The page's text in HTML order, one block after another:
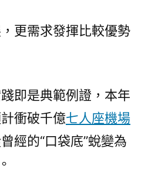
更需求發揮比較優勢
即是典範例證，本年
衝破千億七人座機場
經的“口袋底”蛻變為